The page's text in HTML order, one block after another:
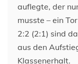
auflegte, der
musste – ein
2:2 (2:1) sind
aus den
Klassenerhalt.